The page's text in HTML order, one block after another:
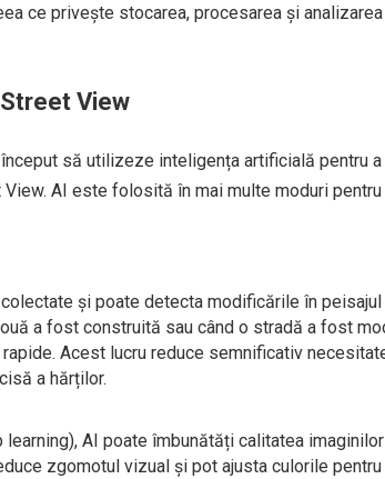
ce privește stocarea, procesarea și analizarea
View
să utilizeze inteligența artificială pentru
AI este folosită în mai multe moduri pentru
și poate detecta modificările în peisajul
a fost construită sau când o stradă a fost
Acest lucru reduce semnificativ
a hărților.
AI poate îmbunătăți calitatea
zgomotul vizual și pot ajusta culorile pentru